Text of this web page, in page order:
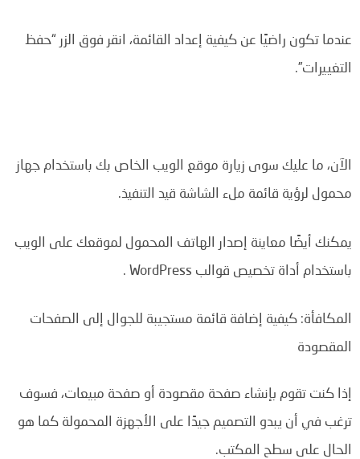
عندما تكون راضيًا عن كيفية إعداد القائمة، انقر فوق الزر “حفظ
التغييرات”.
الآن، ما عليك سوى زيارة موقع الويب الخاص بك باستخدام جهاز
محمول لرؤية قائمة ملء الشاشة قيد التنفيذ.
يمكنك أيضًا معاينة إصدار الهاتف المحمول لموقعك على الويب
باستخدام أداة تخصيص قوالب WordPress .
المكافأة: كيفية إضافة قائمة مستجيبة للجوال إلى الصفحات
المقصودة
إذا كنت تقوم بإنشاء صفحة مقصودة أو صفحة مبيعات، فسوف
ترغب في أن يبدو التصميم جيدًا على الأجهزة المحمولة كما هو
الحال على سطح المكتب.